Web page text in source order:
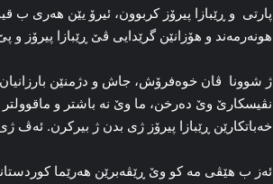
پارتی و ڕێبازا پیرۆز کربوون، ئیرۆ یێن هه‌ری
هونه‌رمه‌ند و هۆزانێن گرێدایی ڤێ ڕێبازا پیرۆز و
ژ شوونا ڤان خوه‌فرۆش، جاش و دژمنێن
نڤیسکارێ وێ ده‌رخن، ما وێ نه‌ باشتر و
خه‌باتکارێن ڕێبازا پیرۆز ژی بدن ژ بیرکرن. ئه‌ڤ
ئه‌ز ب هێڤی مه‌ کو وێ ڕێڤه‌برێن هه‌رێما